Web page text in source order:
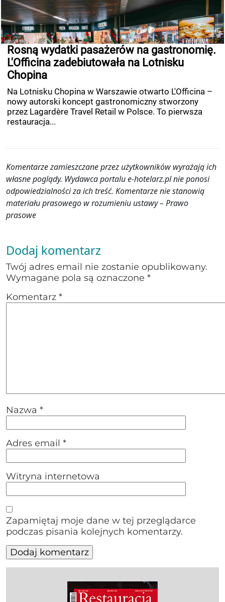
Rosną wydatki pasażerów na gastronomię.
L'Officina zadebiutowała na Lotnisku
Chopina
Na Lotnisku Chopina w Warszawie otwarto L'Officina –
nowy autorski koncept gastronomiczny stworzony
przez Lagardère Travel Retail w Polsce. To pierwsza
restauracja...
Komentarze zamieszczane przez użytkowników wyrażają ich
własne poglądy. Wydawca portalu e-hotelarz.pl nie ponosi
odpowiedzialności za ich treść. Komentarze nie stanowią
materiału prasowego w rozumieniu ustawy – Prawo
prasowe
Dodaj komentarz
Twój adres email nie zostanie opublikowany.
Wymagane pola są oznaczone *
Komentarz *
Nazwa *
Adres email *
Witryna internetowa
Zapamiętaj moje dane w tej przeglądarce
podczas pisania kolejnych komentarzy.